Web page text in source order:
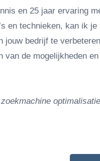
en 25 jaar ervaring
en technieken, kan ik je
jouw bedrijf te
van de mogelijkheden